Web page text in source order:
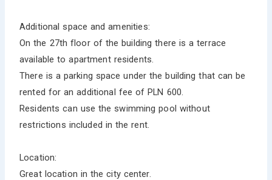
Additional space and amenities:
On the 27th floor of the building there is a terrace
available to apartment residents.
There is a parking space under the building that can be
rented for an additional fee of PLN 600.
Residents can use the swimming pool without
restrictions included in the rent.
Location:
Great location in the city center.